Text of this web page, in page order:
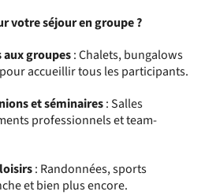
votre séjour en groupe ?
aux groupes: Chalets, bungalows
accueillir tous les participants.
et séminaires: Salles
professionnels et team-
: Randonnées, sports
et bien plus encore.